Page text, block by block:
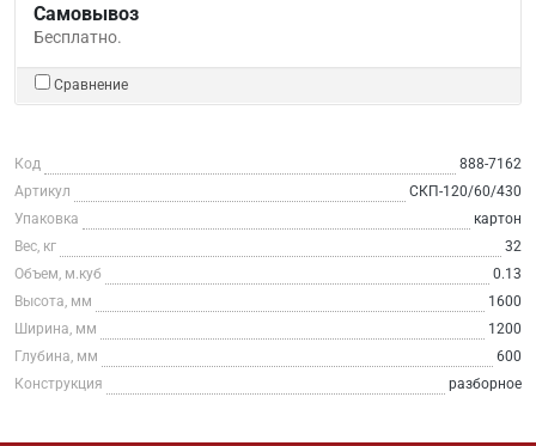
Самовывоз
Бесплатно.
Сравнение
Код
888-7162
Артикул
СКП-120/60/430
Упаковка
картон
Вес, кг
32
Объем, м.куб
0.13
Высота, мм
1600
Ширина, мм
1200
Глубина, мм
600
Конструкция
разборное